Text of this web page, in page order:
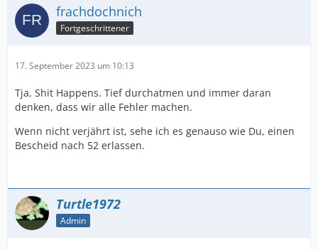
frachdochnich
Fortgeschrittener
17. September 2023 um 10:13
Tja, Shit Happens. Tief durchatmen und immer daran
denken, dass wir alle Fehler machen.
Wenn nicht verjährt ist, sehe ich es genauso wie Du, einen
Bescheid nach 52 erlassen.
Turtle1972
Admin